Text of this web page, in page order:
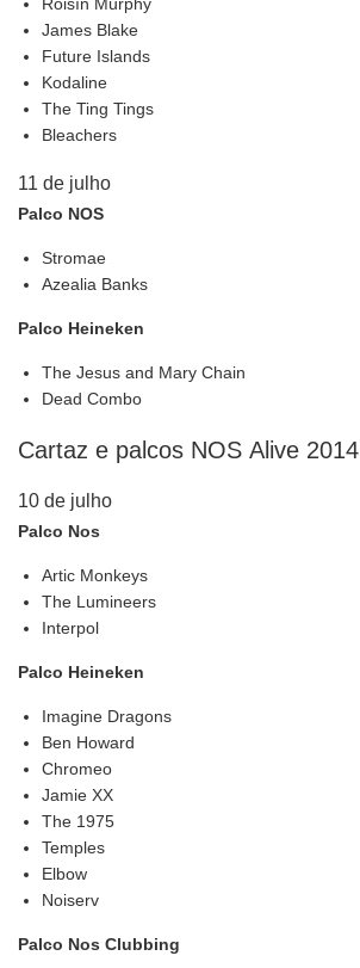
James Blake
Future Islands
Kodaline
The Ting Tings
Bleachers
11 de julho
Palco NOS
Stromae
Azealia Banks
Palco Heineken
The Jesus and Mary Chain
Dead Combo
Cartaz e palcos NOS Alive 2014
10 de julho
Palco Nos
Artic Monkeys
The Lumineers
Interpol
Palco Heineken
Imagine Dragons
Ben Howard
Chromeo
Jamie XX
The 1975
Temples
Elbow
Noiserv
Palco Nos Clubbing